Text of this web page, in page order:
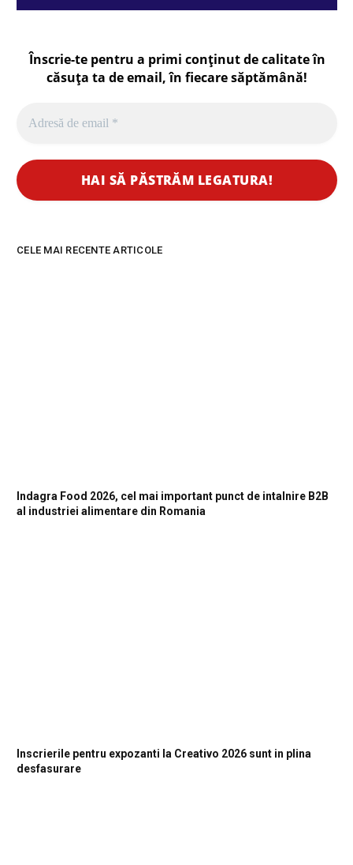
Înscrie-te pentru a primi conținut de calitate în
căsuța ta de email, în fiecaresăptămână!
CELE MAI RECENTE ARTICOLE
Indagra Food 2026, cel mai important punct de intalnire B2B
al industriei alimentare din Romania
Inscrierile pentru expozanti la Creativo 2026 sunt in plina
desfasurare